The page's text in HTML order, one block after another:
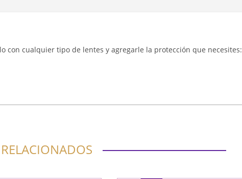
con cualquier tipo de lentes y agregarle la protección que necesites: